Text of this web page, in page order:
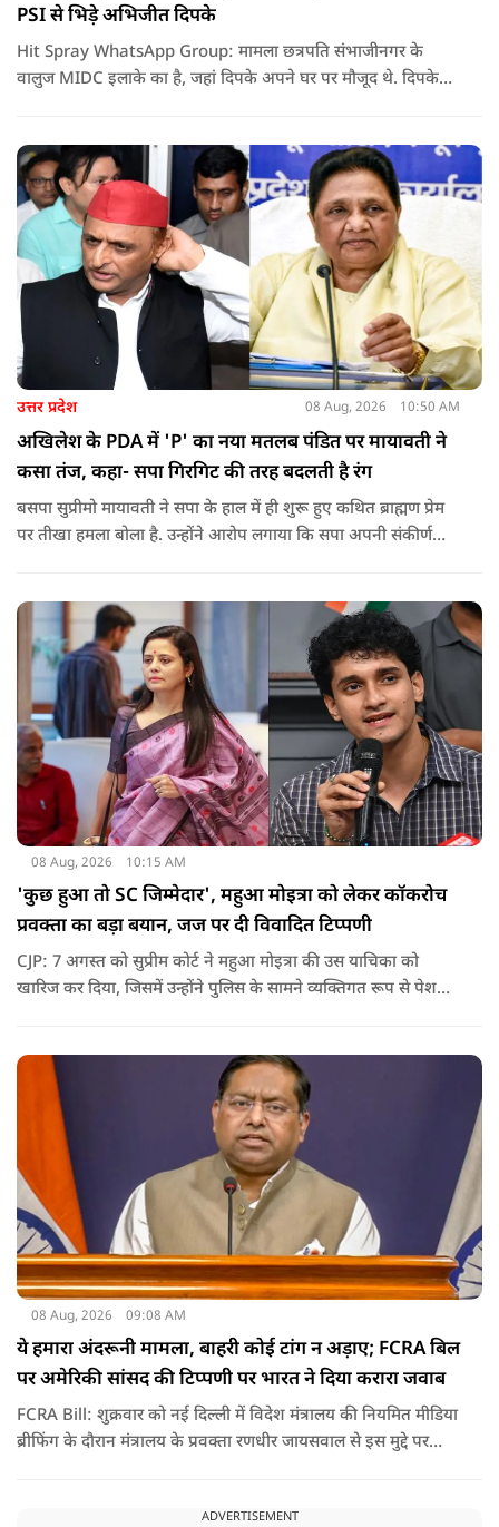
PSI से भिड़े अभिजीत दिपके
Hit Spray WhatsApp Group: मामला छत्रपति संभाजीनगर के
वालुज MIDC इलाके का है, जहां दिपके अपने घर पर मौजूद थे. दिपके
को लेकर दिपके की पुलिस अधिकारी से तीखी बहस हो गई.
उत्तर प्रदेश 08 Aug, 2026 10:50 AM
अखिलेश के PDA में 'P' का नया मतलब पंडित पर मायावती ने
कसा तंज, कहा- सपा गिरगिट की तरह बदलती है रंग
बसपा सुप्रीमो मायावती ने सपा के हाल में ही शुरू हुए कथित ब्राह्मण प्रेम
पर तीखा हमला बोला है. उन्होंने आरोप लगाया कि सपा अपनी संकीर्ण
08 Aug, 2026 10:15 AM
'कुछ हुआ तो SC जिम्मेदार', महुआ मोइत्रा को लेकर कॉकरोच
प्रवक्ता का बड़ा बयान, जज पर दी विवादित टिप्पणी
CJP: 7 अगस्त को सुप्रीम कोर्ट ने महुआ मोइत्रा की उस याचिका को
खारिज कर दिया, जिसमें उन्होंने पुलिस के सामने व्यक्तिगत रूप से पेश
केंद्र बन गई है.
08 Aug, 2026 09:08 AM
ये हमारा अंदरूनी मामला, बाहरी कोई टांग न अड़ाए; FCRA बिल
पर अमेरिकी सांसद की टिप्पणी पर भारत ने दिया करारा जवाब
FCRA Bill: शुक्रवार को नई दिल्ली में विदेश मंत्रालय की नियमित मीडिया
ब्रीफिंग के दौरान मंत्रालय के प्रवक्ता रणधीर जायसवाल से इस मुद्दे पर
ADVERTISEMENT